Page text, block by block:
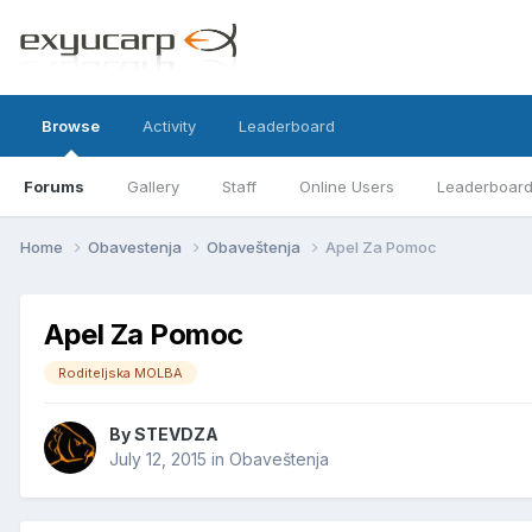
Browse
Forums Gallery Staff Online Users Leaderboard
Activity Leaderboard
Home Obavestenja Obaveštenja Apel Za Pomoc
Apel Za Pomoc
Roditeljska MOLBA
BySTEVDZA
July 12, 2015 in Obaveštenja